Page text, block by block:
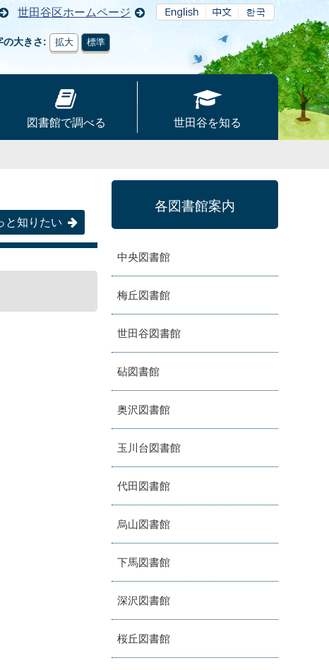
世田谷区ホームページ
の大きさ 拡大 標準
図書館で調べる 世田谷を知る
と知りたい
各図書館案内
中央図書館
梅丘図書館
世田谷図書館
砧図書館
奥沢図書館
玉川台図書館
代田図書館
烏山図書館
下馬図書館
深沢図書館
桜丘図書館